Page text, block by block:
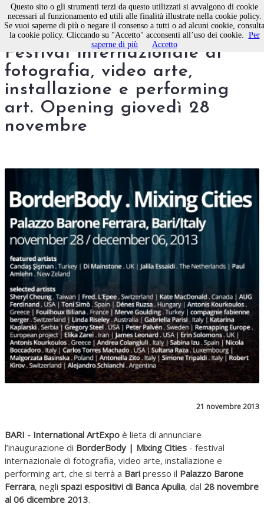
BorderBody Mixing Cities,
Festival internazionale di
fotografia, video arte,
installazione e performing
art. Opening giovedì 28
novembre
21 novembre 2013
BARI - International ArtExpo è lieta di annunciare
l’inaugurazione di BorderBody | Mixing Cities - festival
internazionale di fotografia, video arte, installazione e
performing art, che si terrà a Bari presso il Palazzo Barone
Ferrara, negli spazi espositivi di Banca Apulia, dal 28 novembre
al 06 dicembre 2013.
Questo sito o gli strumenti terzi da questo utilizzati si avvalgono di cookie
necessari al funzionamento ed utili alle finalità illustrate nella cookie policy.
Se vuoi saperne di più o negare il consenso a tutti o ad alcuni cookie, consulta
la cookie policy. Cliccando su "Accetto" acconsenti all’uso dei cookie. Per
saperne di più
Accetto